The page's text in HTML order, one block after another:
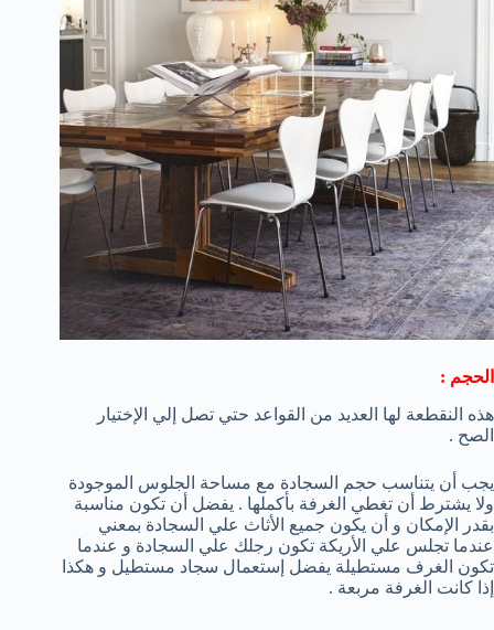
الحجم :
هذه النقطعة لها العديد من القواعد حتي تصل إلي الإختيار
الصح .
يجب أن يتناسب حجم السجادة مع مساحة الجلوس الموجودة
ولا يشترط أن تغطي الغرفة بأكملها . يفضل أن تكون مناسبة
بقدر الإمكان و أن يكون جميع الأثاث علي السجادة بمعني
عندما تجلس علي الأريكة تكون رجلك علي السجادة و عندما
تكون الغرف مستطيلة يفضل إستعمال سجاد مستطيل و هكذا
إذا كانت الغرفة مربعة .